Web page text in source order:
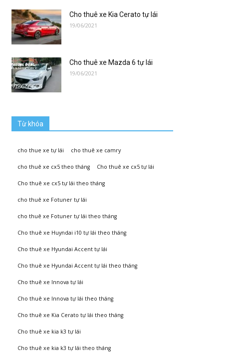
Cho thuê xe Kia Cerato tự lái
19/06/2021
Cho thuê xe Mazda 6 tự lái
19/06/2021
Từ khóa
cho thue xe tự lái cho thuê xe camry
cho thuê xe cx5 theo tháng Cho thuê xe cx5 tự lái
Cho thuê xe cx5 tự lái theo tháng
cho thuê xe Fotuner tự lái
cho thuê xe Fotuner tự lái theo tháng
Cho thuê xe Huyndai i10 tự lái theo tháng
Cho thuê xe Hyundai Accent tự lái
Cho thuê xe Hyundai Accent tự lái theo tháng
Cho thuê xe Innova tự lái
Cho thuê xe Innova tự lái theo tháng
Cho thuê xe Kia Cerato tự lái theo tháng
Cho thuê xe kia k3 tự lái
Cho thuê xe kia k3 tự lái theo tháng